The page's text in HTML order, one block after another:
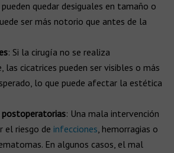
quedar desiguales en tamaño o
ser más notorio que antes de la
: Si la cirugía no se realiza
las cicatrices pueden ser visibles o más
lo que puede afectar la estética
postoperatorias: Una mala intervención
el riesgo de infecciones, hemorragias o
En algunos casos, el mal